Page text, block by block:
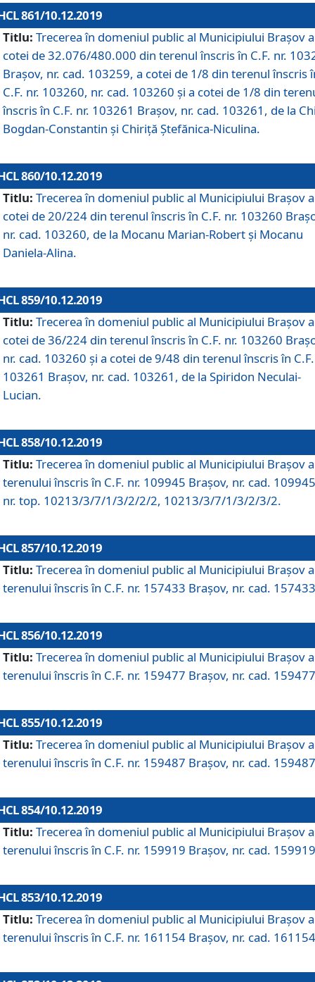
861/10.12.2019
Titlu: Trecerea în domeniul public al Municipiului Braşov a
cotei de 32.076/480.000 din terenul înscris în C.F. nr.
Brașov, nr. cad. 103259, a cotei de 1/8 din terenul înscris
C.F. nr. 103260, nr. cad. 103260 și a cotei de 1/8 din
înscris în C.F. nr. 103261 Brașov, nr. cad. 103261, de la
Bogdan-Constantin și Chiriță Ștefănica-Niculina.
860/10.12.2019
Titlu: Trecerea în domeniul public al Municipiului Braşov a
cotei de 20/224 din terenul înscris în C.F. nr. 103260
nr. cad. 103260, de la Mocanu Marian-Robert și Mocanu
Daniela-Alina.
859/10.12.2019
Titlu: Trecerea în domeniul public al Municipiului Braşov a
cotei de 36/224 din terenul înscris în C.F. nr. 103260
nr. cad. 103260 și a cotei de 9/48 din terenul înscris în
103261 Brașov, nr. cad. 103261, de la Spiridon Neculai-
Lucian.
858/10.12.2019
Titlu: Trecerea în domeniul public al Municipiului Braşov a
terenului înscris în C.F. nr. 109945 Brașov, nr. cad.
nr. top. 10213/3/7/1/3/2/2/2, 10213/3/7/1/3/2/3/2.
857/10.12.2019
Titlu: Trecerea în domeniul public al Municipiului Braşov a
terenului înscris în C.F. nr. 157433 Brașov, nr. cad.
856/10.12.2019
Titlu: Trecerea în domeniul public al Municipiului Braşov a
terenului înscris în C.F. nr. 159477 Brașov, nr. cad.
855/10.12.2019
Titlu: Trecerea în domeniul public al Municipiului Braşov a
terenului înscris în C.F. nr. 159487 Brașov, nr. cad.
854/10.12.2019
Titlu: Trecerea în domeniul public al Municipiului Braşov a
terenului înscris în C.F. nr. 159919 Brașov, nr. cad.
853/10.12.2019
Titlu: Trecerea în domeniul public al Municipiului Braşov a
terenului înscris în C.F. nr. 161154 Brașov, nr. cad.